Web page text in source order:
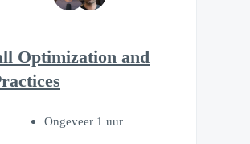
Optimization and
Ongeveer 1 uur